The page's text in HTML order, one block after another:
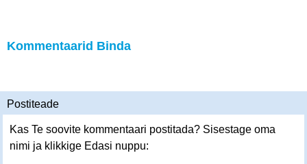
Kommentaarid Binda
Postiteade
Kas Te soovite kommentaari postitada? Sisestage oma
nimi ja klikkige Edasi nuppu: